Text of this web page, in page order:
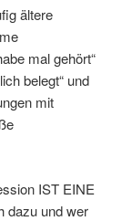
ältere
mal gehört“
belegt“ und
mit
IST EINE
dazu und wer